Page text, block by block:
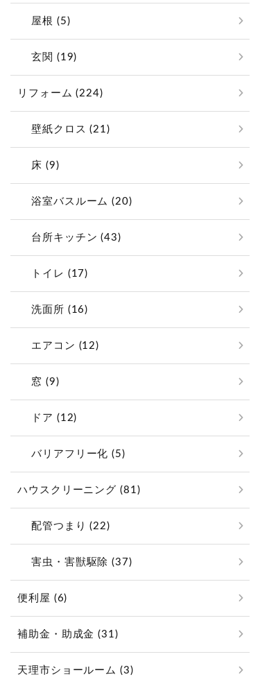
屋根 (5)
玄関 (19)
リフォーム (224)
壁紙クロス (21)
床 (9)
浴室バスルーム (20)
台所キッチン (43)
トイレ (17)
洗面所 (16)
エアコン (12)
窓 (9)
ドア (12)
バリアフリー化 (5)
ハウスクリーニング (81)
配管つまり (22)
害虫・害獣駆除 (37)
便利屋 (6)
補助金・助成金 (31)
天理市ショールーム (3)